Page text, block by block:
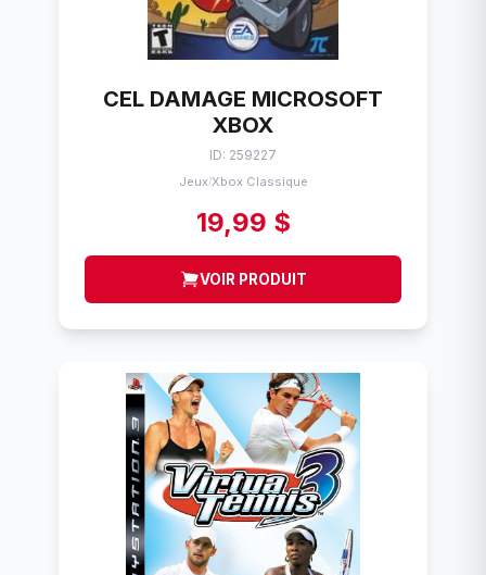
CEL DAMAGE MICROSOFT
XBOX
ID: 259227
Jeux/Xbox Classique
19,99 $
VOIR PRODUIT